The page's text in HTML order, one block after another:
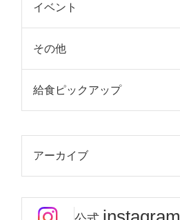
イベント
その他
給食ピックアップ
アーカイブ